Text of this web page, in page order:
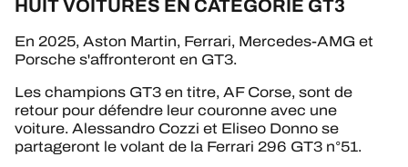
HUIT VOITURES EN CATÉGORIE GT3
En 2025, Aston Martin, Ferrari, Mercedes-AMG et
Porsche s'affronteront en GT3.
Les champions GT3 en titre, AF Corse, sont de
retour pour défendre leur couronne avec une
voiture. Alessandro Cozzi et Eliseo Donno se
partageront le volant de la Ferrari 296 GT3 n°51.